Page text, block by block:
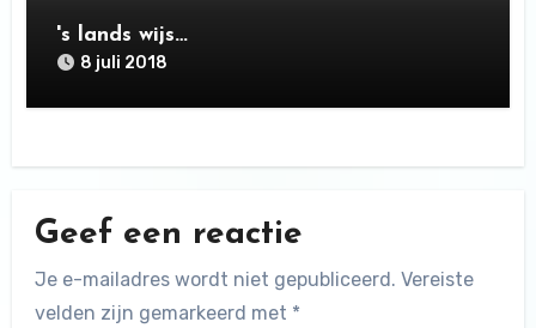
's lands wijs…
8 juli 2018
Geef een reactie
Je e-mailadres wordt niet gepubliceerd. Vereiste
velden zijn gemarkeerd met *